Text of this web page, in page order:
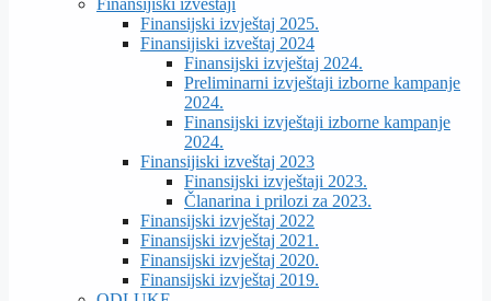
Finansijiski izveštaji
Finansijski izvještaj 2025.
Finansijiski izveštaj 2024
Finansijski izvještaj 2024.
Preliminarni izvještaji izborne kampanje
2024.
Finansijski izvještaji izborne kampanje
2024.
Finansijiski izveštaj 2023
Finansijski izvještaji 2023.
Članarina i prilozi za 2023.
Finansijski izvještaj 2022
Finansijski izvještaj 2021.
Finansijski izvještaj 2020.
Finansijski izvještaj 2019.